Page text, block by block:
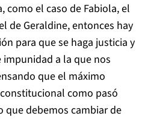
como el caso de Fabiola, el
de Geraldine, entonces hay
para que se haga justicia y
impunidad a la que nos
que el máximo
como pasó
que debemos cambiar de